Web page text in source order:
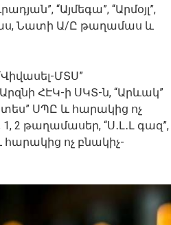
“Այմեգա”, “Արմօյլ”,
Նատի Ա/Ը թաղամաս և
ՄՏՍ”
ՀԷԿ-ի ՍԿՏ-ն, “Արևակ”
ՍՊԸ և հարակից ոչ
2 թաղամասեր, “Ս․Լ․Լ գազ”,
հարակից ոչ բնակիչ-